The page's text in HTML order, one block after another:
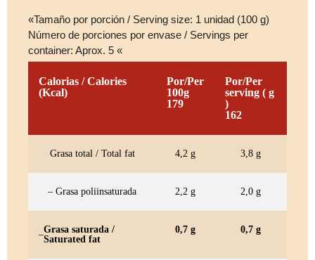
«Tamaño por porción / Serving size: 1 unidad (100 g)
Número de porciones por envase / Servings per
container: Aprox. 5 «
Calorias / Calories
(Kcal)
Por/Per
100g
179
Por/Per
serving ( g
)
162
Grasa total / Total fat 4,2 g 3,8 g
– Grasa poliinsaturada 2,2 g 2,0 g
–Grasa saturada /
Saturated fat
0,7 g 0,7 g